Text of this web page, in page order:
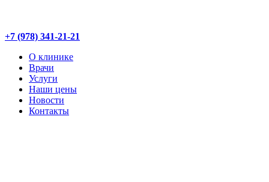
+7 (978) 341-21-21
О клинике
Врачи
Услуги
Наши цены
Новости
Контакты